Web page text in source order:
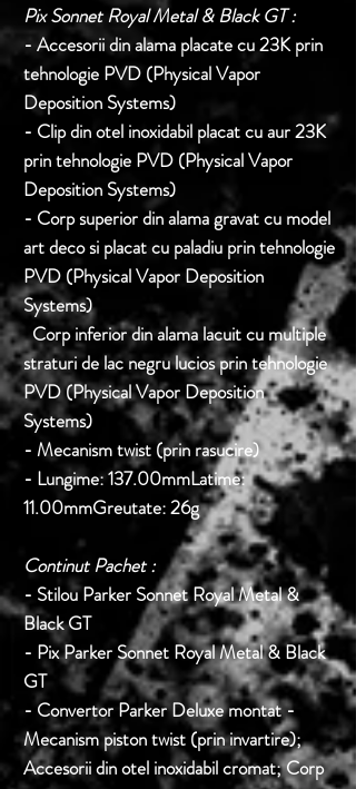
Pix Sonnet Royal Metal & Black GT :
- Accesorii din alama placate cu 23K prin
tehnologie PVD (Physical Vapor
Deposition Systems)
- Clip din otel inoxidabil placat cu aur 23K
prin tehnologie PVD (Physical Vapor
Deposition Systems)
- Corp superior din alama gravat cu model
art deco si placat cu paladiu prin tehnologie
PVD (Physical Vapor Deposition
Systems)
Corp inferior din alama lacuit cu multiple
straturi de lac negru lucios prin tehnologie
PVD (Physical Vapor Deposition
Systems)
- Mecanism twist (prin rasucire)
- Lungime: 137.00mmLatime:
11.00mmGreutate: 26g
Continut Pachet :
- Stilou Parker Sonnet Royal Metal &
Black GT
- Pix Parker Sonnet Royal Metal & Black
GT
- Convertor Parker Deluxe montat -
Mecanism piston twist (prin invartire);
Accesorii din otel inoxidabil cromat; Corp